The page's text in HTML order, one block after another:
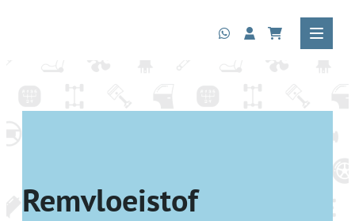
Remvloeistof